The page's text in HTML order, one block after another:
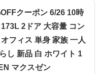
クーポン 6/26 10時
2ドア 大容量 コン
フィス 単身 家族 一人
し 新品 白 ホワイト 1
マクスゼン